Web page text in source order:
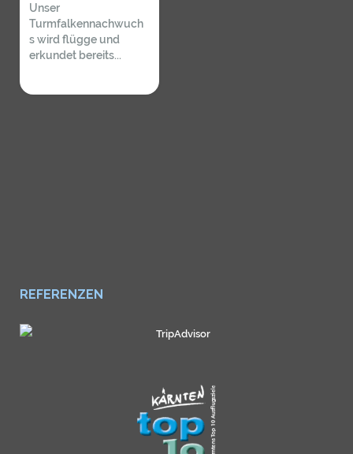
Unser
Turmfalkennachwuch
s wird flügge und
erkundet bereits...
REFERENZEN